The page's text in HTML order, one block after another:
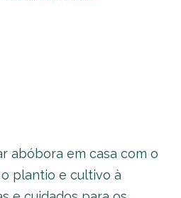
abóbora em casa com o
plantio e cultivo à